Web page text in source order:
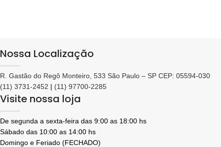
Nossa Localização
R. Gastão do Regô Monteiro, 533 São Paulo – SP CEP: 05594-030
(11) 3731-2452 | (11) 97700-2285
Visite nossa loja
De segunda a sexta-feira das 9:00 as 18:00 hs
Sábado das 10:00 as 14:00 hs
Domingo e Feriado (FECHADO)